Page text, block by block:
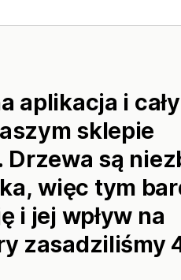
aplikacja i
sklepie
są
więc tym
i jej wpływ na
zasadziliśmy